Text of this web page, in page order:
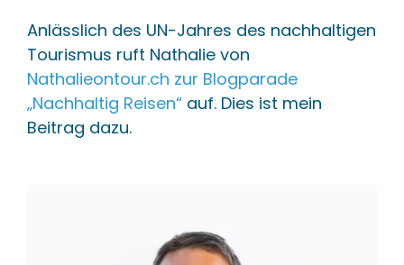
Anlässlich des UN-Jahres des nachhaltigen
Tourismus ruft Nathalie von
Nathalieontour.ch zur Blogparade
„Nachhaltig Reisen“ auf. Dies ist mein
Beitrag dazu.